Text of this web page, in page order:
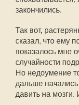
закончились.
Так вот,
сказал, что ему
показалось мне
случайности
Но недоумение
дальше
давить на мозги.